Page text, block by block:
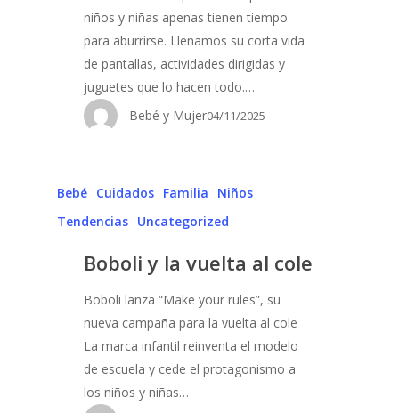
niños y niñas apenas tienen tiempo
para aburrirse. Llenamos su corta vida
de pantallas, actividades dirigidas y
juguetes que lo hacen todo.…
Bebé y Mujer04/11/2025
Bebé Cuidados Familia
Niños
Tendencias Uncategorized
Boboli y la vuelta al cole
Boboli lanza “Make your rules”, su
nueva campaña para la vuelta al cole
La marca infantil reinventa el modelo
de escuela y cede el protagonismo a
los niños y niñas…